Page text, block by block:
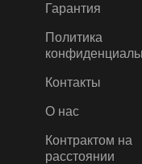
Гарантия
Политика
Контакты
О нас
Контрактом на
расстоянии